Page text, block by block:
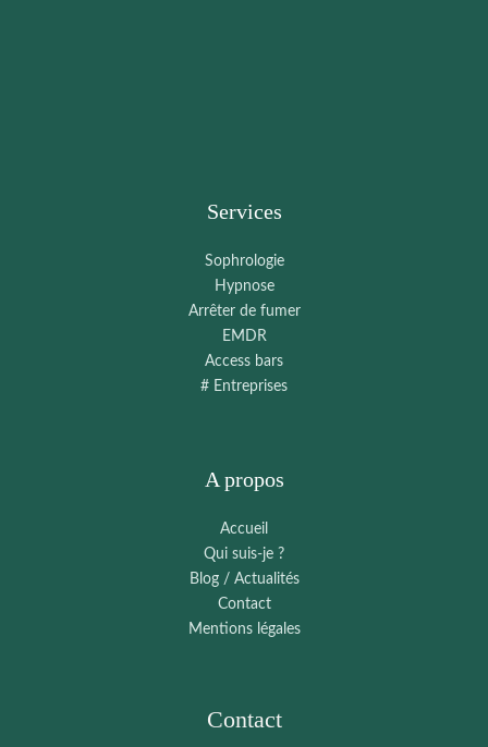
Services
Sophrologie
Hypnose
Arrêter de fumer
EMDR
Access bars
# Entreprises
A propos
Accueil
Qui suis-je ?
Blog / Actualités
Contact
Mentions légales
Contact